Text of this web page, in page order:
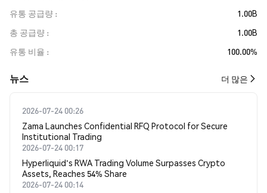
유통 공급량
1.00B
총 공급량
1.00B
유통 비율
100.00%
뉴스 더 많은
2026-07-24 00:26
Zama Launches Confidential RFQ Protocol for Secure
Institutional Trading
2026-07-24 00:17
Hyperliquid's RWA Trading Volume Surpasses Crypto
Assets, Reaches 54% Share
2026-07-24 00:14